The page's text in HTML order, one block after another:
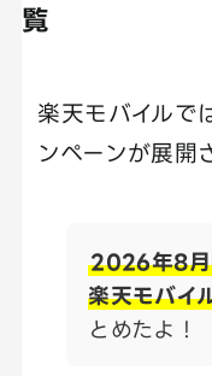
覧
楽天モバイルで
ンペーンが展開
2026年8月
楽天モバイ
とめたよ！